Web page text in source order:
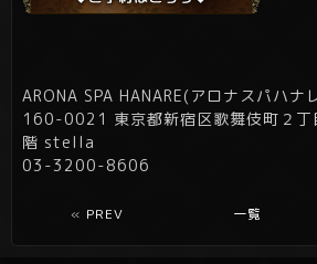
ARONA SPA HANARE(アロナスパハナ
160-0021 東京都新宿区歌舞伎町２
階 stella
03-3200-8606
« PREV 一覧